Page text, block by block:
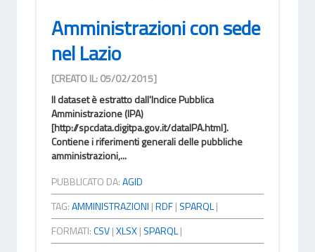
Amministrazioni con sede
nel Lazio
[CREATO IL: 05/02/2015]
Il dataset è estratto dall'Indice Pubblica
Amministrazione (IPA)
[http://spcdata.digitpa.gov.it/dataIPA.html].
Contiene i riferimenti generali delle pubbliche
amministrazioni,...
PUBBLICATO DA:AGID
TAG:AMMINISTRAZIONI |RDF| SPARQL|
FORMATI:CSV|XLSX| SPARQL|